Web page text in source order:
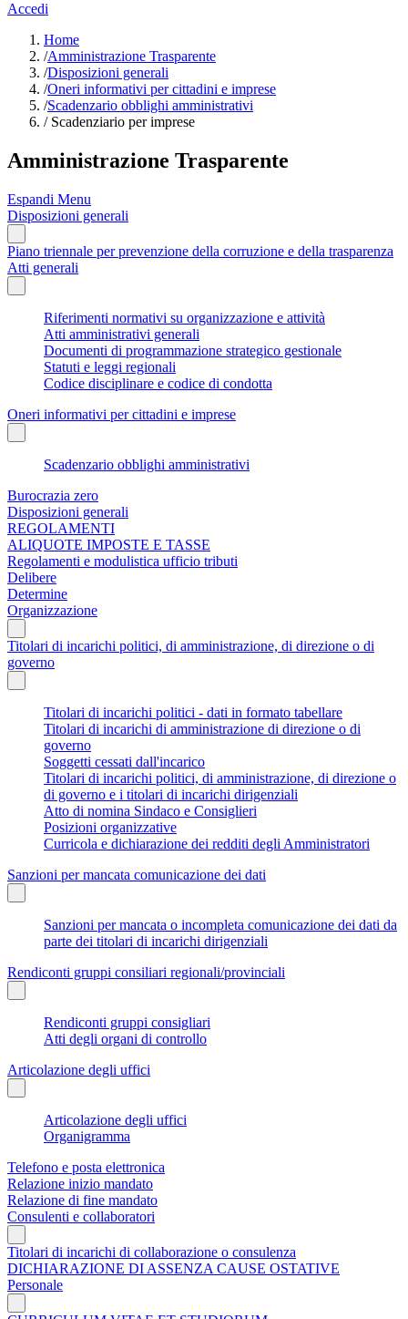
Accedi
Home
/Amministrazione Trasparente
/Disposizioni generali
/Oneri informativi per cittadini e imprese
/Scadenzario obblighi amministrativi
/Scadenziario per imprese
Amministrazione Trasparente
Espandi Menu
Disposizioni generali
Piano triennale per prevenzione della corruzione e della trasparenza
Atti generali
Riferimenti normativi su organizzazione e attività
Atti amministrativi generali
Documenti di programmazione strategico gestionale
Statuti e leggi regionali
Codice disciplinare e codice di condotta
Oneri informativi per cittadini e imprese
Scadenzario obblighi amministrativi
Burocrazia zero
Disposizioni generali
REGOLAMENTI
ALIQUOTE IMPOSTE E TASSE
Regolamenti e modulistica ufficio tributi
Delibere
Determine
Organizzazione
Titolari di incarichi politici, di amministrazione, di direzione o di
governo
Titolari di incarichi politici - dati in formato tabellare
Titolari di incarichi di amministrazione di direzione o di
governo
Soggetti cessati dall'incarico
Titolari di incarichi politici, di amministrazione, di direzione o
di governo e i titolari di incarichi dirigenziali
Atto di nomina Sindaco e Consiglieri
Posizioni organizzative
Curricola e dichiarazione dei redditi degli Amministratori
Sanzioni per mancata comunicazione dei dati
Sanzioni per mancata o incompleta comunicazione dei dati da
parte dei titolari di incarichi dirigenziali
Rendiconti gruppi consiliari regionali/provinciali
Rendiconti gruppi consigliari
Atti degli organi di controllo
Articolazione degli uffici
Articolazione degli uffici
Organigramma
Telefono e posta elettronica
Relazione inizio mandato
Relazione di fine mandato
Consulenti e collaboratori
Titolari di incarichi di collaborazione o consulenza
DICHIARAZIONE DI ASSENZA CAUSE OSTATIVE
Personale